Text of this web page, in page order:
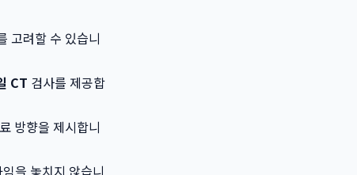
고려할 수 있습니
CT 검사를 제공합
방향을 제시합니
을 놓치지 않습니